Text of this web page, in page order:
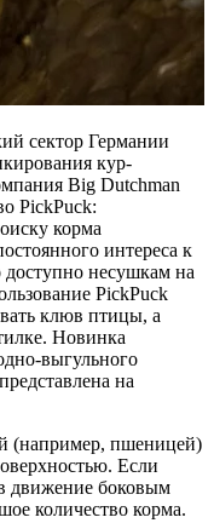
сектор Германии
кур-
Big Dutchman
PickPuck:
корма
интереса к
доступно несушкам на
PickPuck
клюв птицы, а
Новинка
выгульного
на
(например, пшеницей)
Если
движение боковым
количество корма.